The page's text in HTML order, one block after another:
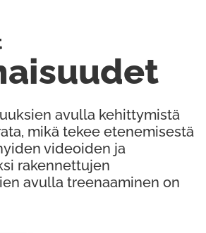
avulla kehittymistä
mikä tekee etenemisestä
videoiden ja
rakennettujen
avulla treenaaminen on